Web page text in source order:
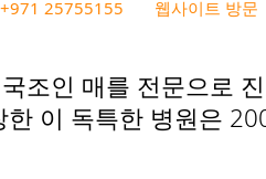
+971 25755155 웹사이트 방문
조인 매를 전문으로
이 독특한 병원은